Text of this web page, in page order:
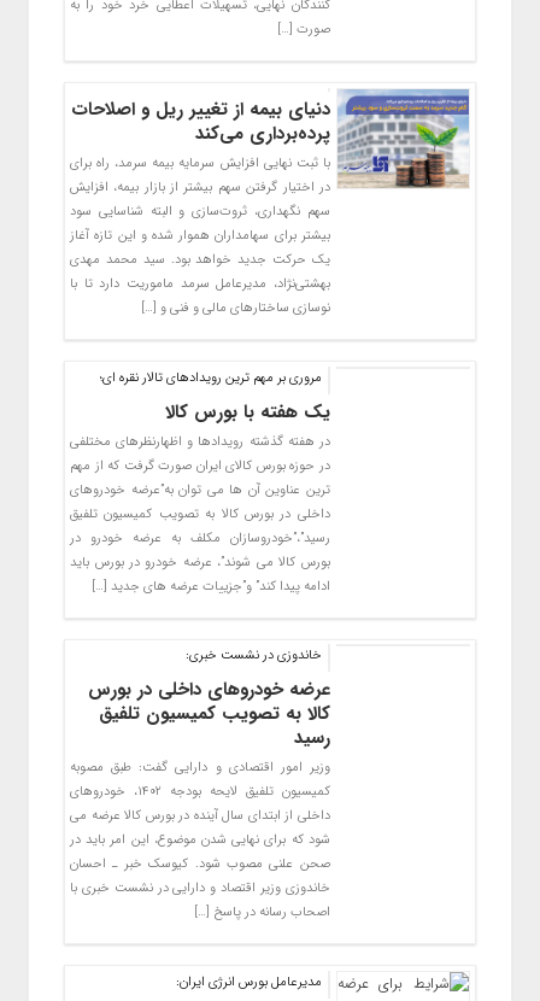
کنندگان نهایی، تسهیلات اعطایی خرد خود را به
صورت […]
دنیای بیمه از تغییر ریل و اصلاحات
پرده‌برداری می‌کند
با ثبت نهایی افزایش سرمایه بیمه سرمد، راه برای
در اختیار گرفتن سهم بیشتر از بازار بیمه، افزایش
سهم نگهداری، ثروت‌سازی و البته شناسایی سود
بیشتر برای سهامداران هموار شده و این تازه آغاز
یک حرکت جدید خواهد بود. سید محمد مهدی
بهشتی‌نژاد، مدیرعامل سرمد ماموریت دارد تا با
نوسازی ساختارهای مالی و فنی و […]
مروری بر مهم ترین رویدادهای تالار نقره ای؛
یک هفته با بورس کالا
در هفته گذشته رویدادها و اظهارنظرهای مختلفی
در حوزه بورس کالای ایران صورت گرفت که از مهم
ترین عناوین آن ها می توان به”عرضه خودروهای
داخلی در بورس کالا به تصویب کمیسیون تلفیق
رسید”،”خودروسازان مکلف به عرضه خودرو در
بورس کالا می شوند”، عرضه خودرو در بورس باید
ادامه پیدا کند” و”جزییات عرضه های جدید […]
خاندوزی در نشست خبری:
عرضه خودروهای داخلی در بورس
کالا به تصویب کمیسیون تلفیق
رسید
وزیر امور اقتصادی و دارایی گفت: طبق مصوبه
کمیسیون تلفیق لایحه بودجه ۱۴۰۲، خودروهای
داخلی از ابتدای سال آینده در بورس کالا عرضه می
شود که برای نهایی شدن موضوع، این امر باید در
صحن علنی مصوب شود. کیوسک خبر ـ احسان
خاندوزی وزیر اقتصاد و دارایی در نشست خبری با
اصحاب رسانه در پاسخ […]
مدیرعامل بورس انرژی ایران: